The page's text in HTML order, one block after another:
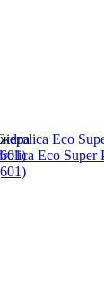
Eco Super